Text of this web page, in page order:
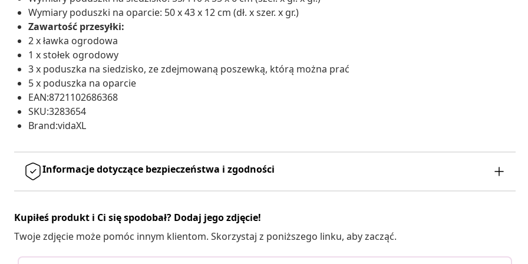
Wymiary poduszki na oparcie: 50 x 43 x 12 cm (dł. x szer. x gr.)
Zawartość przesyłki:
2 x ławka ogrodowa
1 x stołek ogrodowy
3 x poduszka na siedzisko, ze zdejmowaną poszewką, którą można prać
5 x poduszka na oparcie
EAN:8721102686368
SKU:3283654
Brand:vidaXL
Informacje dotyczące bezpieczeństwa i zgodności
Kupiłeś produkt i Ci się spodobał? Dodaj jego zdjęcie!
Twoje zdjęcie może pomóc innym klientom. Skorzystaj z poniższego linku, aby zacząć.